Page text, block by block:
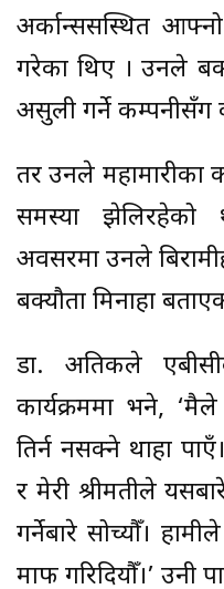
अर्कान्ससस्थित
गरेका थिए । उनले
असुली गर्ने कम्पनीसँग
तर उनले महामारीका
समस्या झेलिरहेको
अवसरमा उनले
बक्यौता मिनाहा
डा. अतिकले
कार्यक्रममा भने,
तिर्न नसक्ने थाहा
र मेरी श्रीमतीले
गर्नेबारे सोच्यौँ।
माफ गरिदियौँ।’ उनी